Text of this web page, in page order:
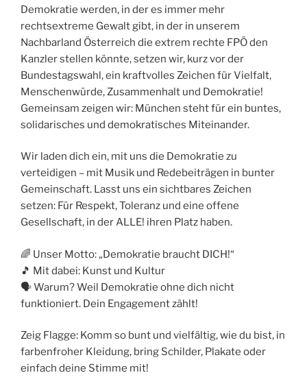
Demokratie werden, in der es immer mehr
rechtsextreme Gewalt gibt, in der in unserem
Nachbarland Österreich die extrem rechte FPÖ den
Kanzler stellen könnte, setzen wir, kurz vor der
Bundestagswahl, ein kraftvolles Zeichen für Vielfalt,
Menschenwürde, Zusammenhalt und Demokratie!
Gemeinsam zeigen wir: München steht für ein buntes,
solidarisches und demokratisches Miteinander.
Wir laden dich ein, mit uns die Demokratie zu
verteidigen – mit Musik und Redebeiträgen in bunter
Gemeinschaft. Lasst uns ein sichtbares Zeichen
setzen: Für Respekt, Toleranz und eine offene
Gesellschaft, in der ALLE! ihren Platz haben.
🌈 Unser Motto: „Demokratie braucht DICH!“
🎵 Mit dabei: Kunst und Kultur
🗣️ Warum? Weil Demokratie ohne dich nicht
funktioniert. Dein Engagement zählt!
Zeig Flagge: Komm so bunt und vielfältig, wie du bist, in
farbenfroher Kleidung, bring Schilder, Plakate oder
einfach deine Stimme mit!